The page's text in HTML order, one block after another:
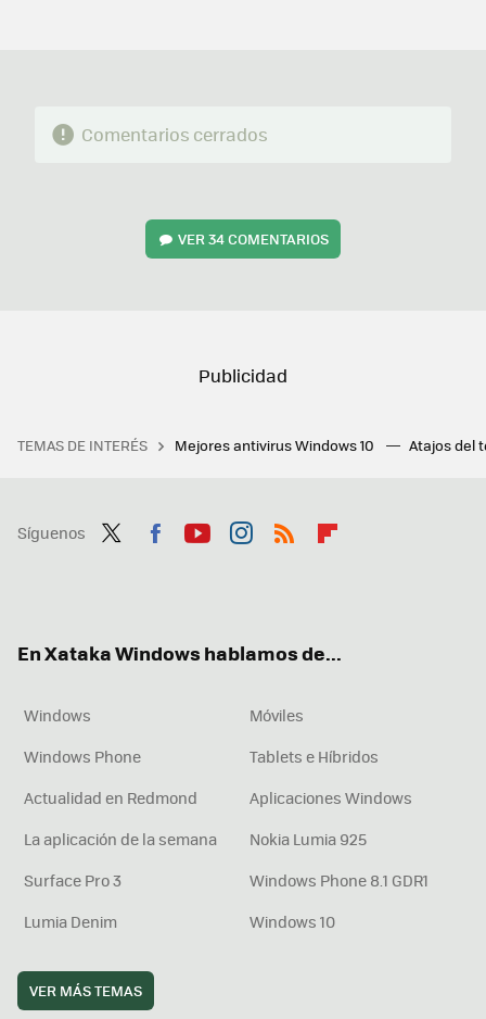
Comentarios cerrados
VER34 COMENTARIOS
TEMAS DE INTERÉS Mejores antivirus Windows 10 Atajos del
Síguenos
En Xataka Windows hablamos de...
Windows
Móviles
Windows Phone
Tablets e Híbridos
Actualidad en Redmond
Aplicaciones Windows
La aplicación de la semana
Nokia Lumia 925
Surface Pro 3
Windows Phone 8.1 GDR1
Lumia Denim
Windows 10
VER MÁS TEMAS